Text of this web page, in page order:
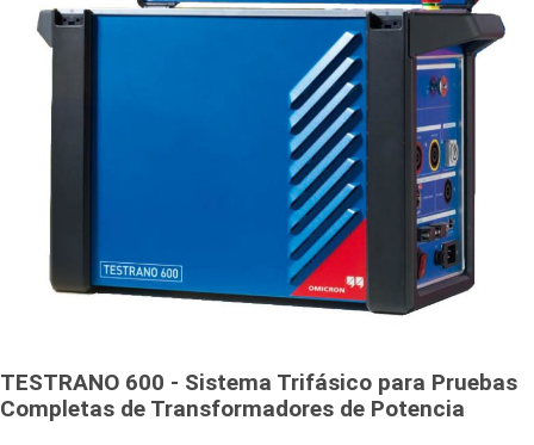
TESTRANO 600 - Sistema Trifásico para Pruebas
Completas de Transformadores de Potencia